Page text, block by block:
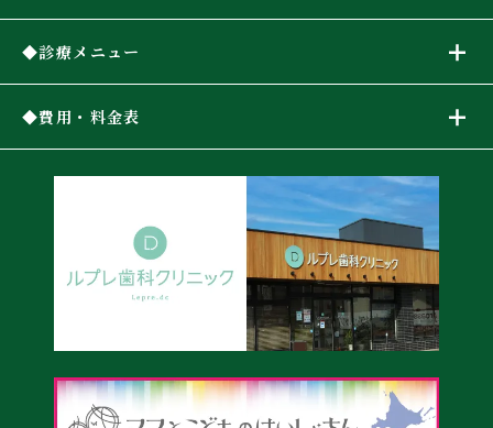
診療メニュー
費用・料金表